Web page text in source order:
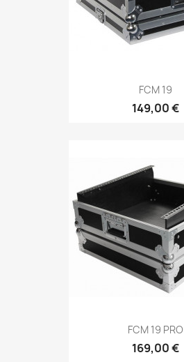
FCM 19
149,00 €
FCM 19 PRO
169,00 €